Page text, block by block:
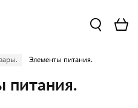
Элементы питания.
питания.